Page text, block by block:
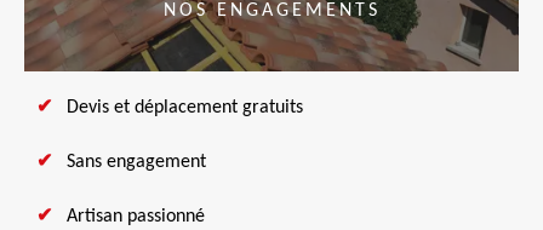
NOS ENGAGEMENTS
Devis et déplacement gratuits
Sans engagement
Artisan passionné